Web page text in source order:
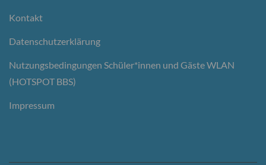
Kontakt
Datenschutzerklärung
Nutzungsbedingungen Schüler*innen und Gäste WLAN
(HOTSPOT BBS)
Impressum